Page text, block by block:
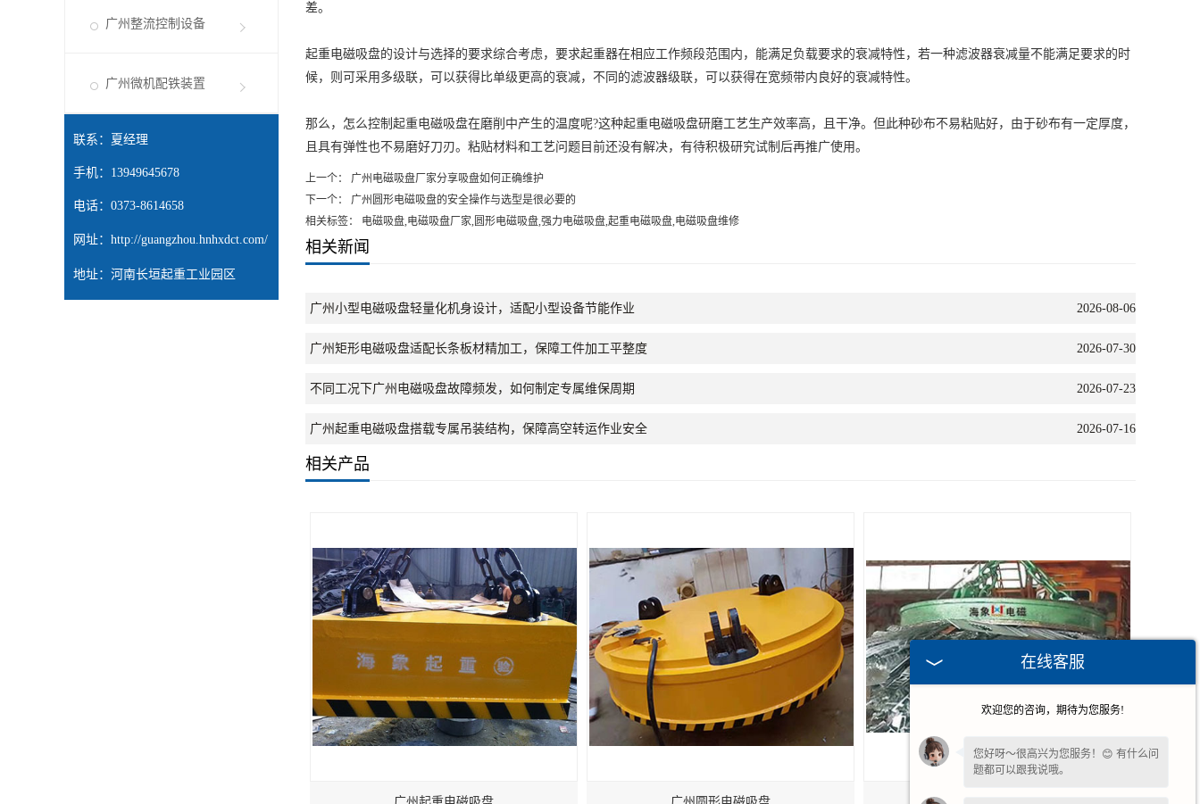
广州整流控制设备
广州微机配铁装置
联系：夏经理
手机：13949645678
电话：0373-8614658
网址： http://guangzhou.hnhxdct.com/
地址：河南长垣起重工业园区
差。
起重电磁吸盘的设计与选择的要求综合考虑，要求起重器在相应工作频段范围内，能满足负载要求的衰减特性，若一种滤波器衰减量不能满足要求的时
候，则可采用多级联，可以获得比单级更高的衰减，不同的滤波器级联，可以获得在宽频带内良好的衰减特性。
那么，怎么控制起重电磁吸盘在磨削中产生的温度呢?这种起重电磁吸盘研磨工艺生产效率高，且干净。但此种砂布不易粘贴好，由于砂布有一定厚度，
且具有弹性也不易磨好刀刃。粘贴材料和工艺问题目前还没有解决，有待积极研究试制后再推广使用。
上一个：
广州电磁吸盘厂家分享吸盘如何正确维护
下一个：
广州圆形电磁吸盘的安全操作与选型是很必要的
相关标签： 电磁吸盘,电磁吸盘厂家,圆形电磁吸盘,强力电磁吸盘,起重电磁吸盘,电磁吸盘维修
相关新闻
广州小型电磁吸盘轻量化机身设计，适配小型设备节能作业 2026-08-06
广州矩形电磁吸盘适配长条板材精加工，保障工件加工平整度 2026-07-30
不同工况下广州电磁吸盘故障频发，如何制定专属维保周期 2026-07-23
广州起重电磁吸盘搭载专属吊装结构，保障高空转运作业安全 2026-07-16
相关产品
在线客服
欢迎您的咨询，期待为您服务!
您好呀～很高兴为您服务！😊 有什么问
题都可以跟我说哦。